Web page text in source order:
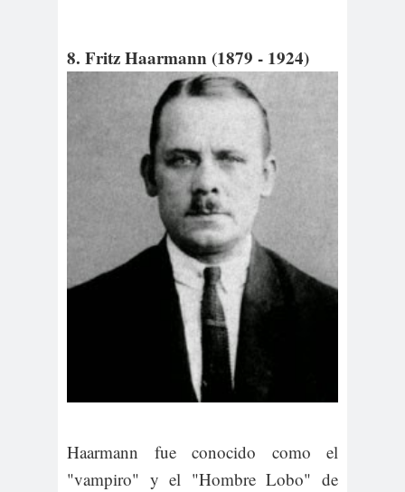
8. Fritz Haarmann (1879 - 1924)
Haarmann fue conocido como el
"vampiro" y el "Hombre Lobo" de